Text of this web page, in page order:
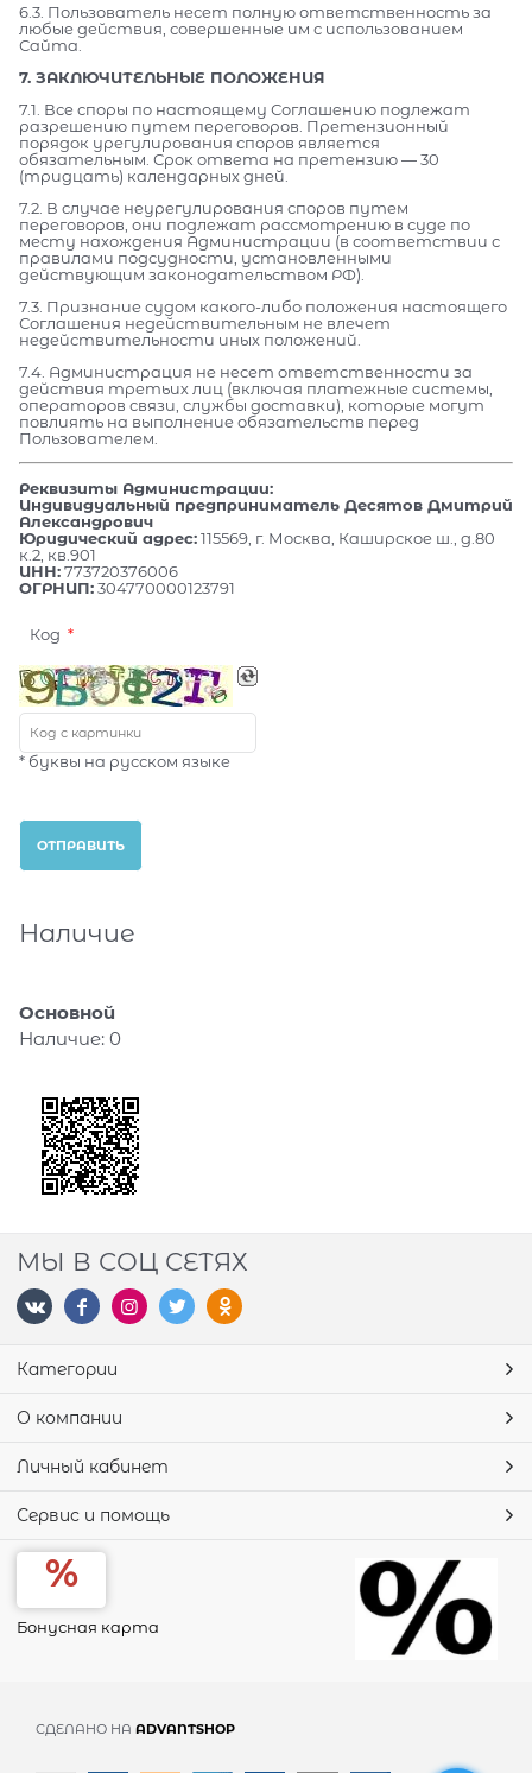
6.3. Пользователь несет полную ответственность за
любые действия, совершенные им с использованием
Сайта.
7. ЗАКЛЮЧИТЕЛЬНЫЕ ПОЛОЖЕНИЯ
7.1. Все споры по настоящему Соглашению подлежат
разрешению путем переговоров. Претензионный
порядок урегулирования споров является
обязательным. Срок ответа на претензию — 30
(тридцать) календарных дней.
7.2. В случае неурегулирования споров путем
переговоров, они подлежат рассмотрению в суде по
месту нахождения Администрации (в соответствии с
правилами подсудности, установленными
действующим законодательством РФ).
7.3. Признание судом какого-либо положения настоящего
Соглашения недействительным не влечет
недействительности иных положений.
7.4. Администрация не несет ответственности за
действия третьих лиц (включая платежные системы,
операторов связи, службы доставки), которые могут
повлиять на выполнение обязательств перед
Пользователем.
Реквизиты Администрации:
Индивидуальный предприниматель Десятов Дмитрий
Александрович
Юридический адрес:115569, г. Москва, Каширское ш., д.80
к.2, кв.901
ИНН:773720376006
ОГРНИП:304770000123791
Код
* буквы на русском языке
Наличие
Основной
Наличие: 0
МЫ В СОЦ СЕТЯХ
Категории
О компании
Личный кабинет
Сервис и помощь
Бонусная карта
СДЕЛАНО НА ADVANTSHOP